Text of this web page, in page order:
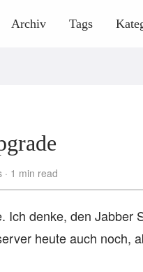
Archiv Tags
1 min read
Ich denke, den Jabber
heute auch noch,